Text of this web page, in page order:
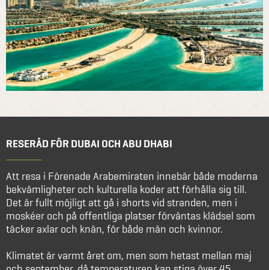
RESERÅD FÖR DUBAI OCH ABU DHABI
Att resa i Förenade Arabemiraten innebär både moderna
bekvämligheter och kulturella koder att förhålla sig till.
Det är fullt möjligt att gå i shorts vid stranden, men i
moskéer och på offentliga platser förväntas klädsel som
täcker axlar och knän, för både män och kvinnor.
Klimatet är varmt året om, men som hetast mellan maj